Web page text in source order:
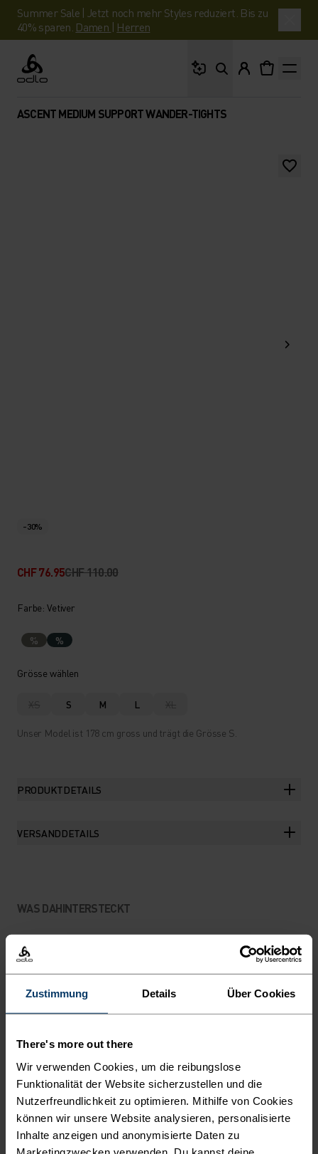
Zustimmung Details Über Cookies
There's more out there
Wir verwenden Cookies, um die reibungslose
Funktionalität der Website sicherzustellen und die
Nutzerfreundlichkeit zu optimieren. Mithilfe von Cookies
können wir unsere Website analysieren, personalisierte
Inhalte anzeigen und anonymisierte Daten zu
Summer Sale | Jetzt noch mehr Styles reduziert. Bis zu
40% sparen. Damen | Herren
Odlo
ASCENT MEDIUM SUPPORT WANDER-TIGHTS
-30%
CHF 76.95CHF 110.00
Farbe: Vetiver
% %
Grösse wählen
XS S M L XL
Unser Model ist 178 cm gross und trägt die Grösse S.
PRODUKTDETAILS
VERSANDDETAILS
WAS DAHINTERSTECKT
ULTIMATIVER KOMFORT FÜR
DEINE
SOMMERWANDERUNGEN.
Die leichten Ascent Tights mit hohem Bund
bestehen aus einem teilweise recycelten
Polyester-Mischgewebe, das sich weich an die
Haut anschmiegt und maximalen Tragekomfort
bietet. Die figurbetonten Tights geben dir
unterwegs mittelstarken Halt. Praktische Details